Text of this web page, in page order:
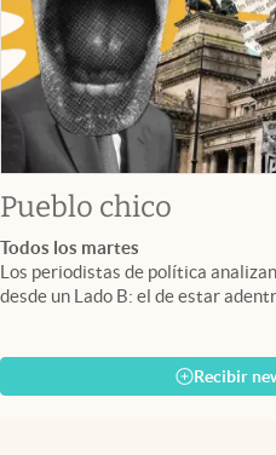
Pueblo chico
Todos los martes
Los periodistas de política
desde un Lado B: el de estar
Recibir